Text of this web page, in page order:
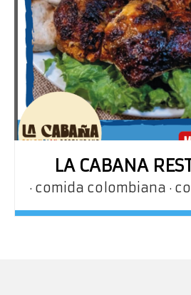
LA CABANA
comida colombiana